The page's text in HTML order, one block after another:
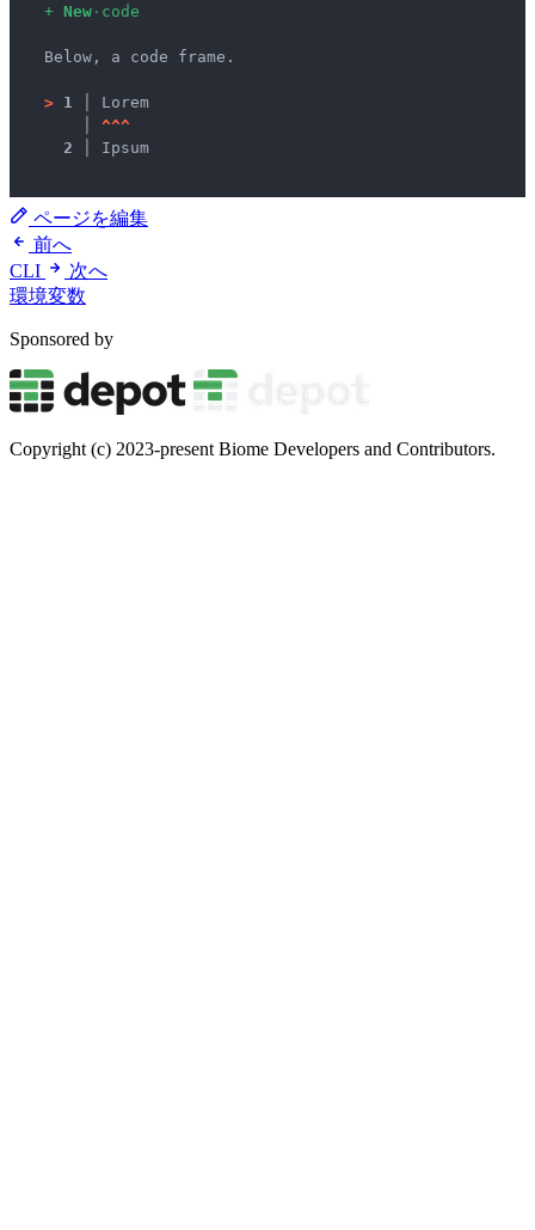
+ New · code
  Below, a code frame.
> 1 │ Lorem
^^^
2 │ Ipsum
ページを編集
前へ
CLI
次へ
環境変数
Sponsored by
Copyright (c) 2023-present Biome Developers and Contributors.